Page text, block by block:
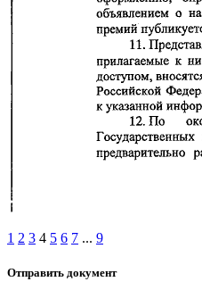
1 2 3 4 5 6 7 ... 9
Отправить документ